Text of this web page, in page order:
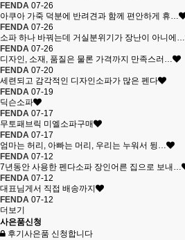
FENDA 07-26
아쿠아 가죽 덕분에 반려견과 함께 편안하게 휴…
FENDA 07-26
소파 하나 바꿔는데 거실분위기가 장난이 아니에…
FENDA 07-26
디자인, 소재, 품질은 물론 가격까지 만족스러…
FENDA 07-20
세련되고 감각적인 디자인소파가 많은 펜다
FENDA 07-19
딕슨소파
FENDA 07-17
무토패브릭 미엘소파구매
FENDA 07-17
엄마는 허리, 아빠는 머리, 우리는 누워서 뒹…
FENDA 07-12
7년동안 사용한 펜다소파 장인어른 집으로 보내…
FENDA 07-12
대표님게서 직접 배송까지
FENDA 07-12
더보기
사은품신청
후기사은품 신청합니다